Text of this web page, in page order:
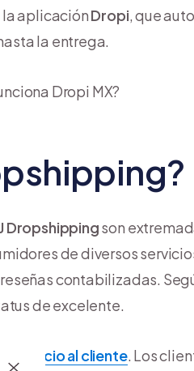
la aplicaciónDropi, que
la entrega.
Dropi MX?
Dropshippingson
de diversos
contabilizadas.
de excelente.
servicio al cliente. Los